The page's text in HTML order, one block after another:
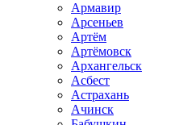
Армавир
Арсеньев
Артём
Артёмовск
Архангельск
Асбест
Астрахань
Ачинск